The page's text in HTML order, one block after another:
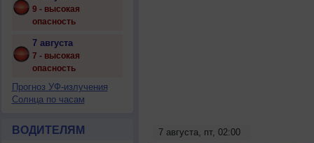
9 - высокая
опасность
7 августа
7 - высокая
опасность
Прогноз УФ-излучения
Солнца по часам
ВОДИТЕЛЯМ